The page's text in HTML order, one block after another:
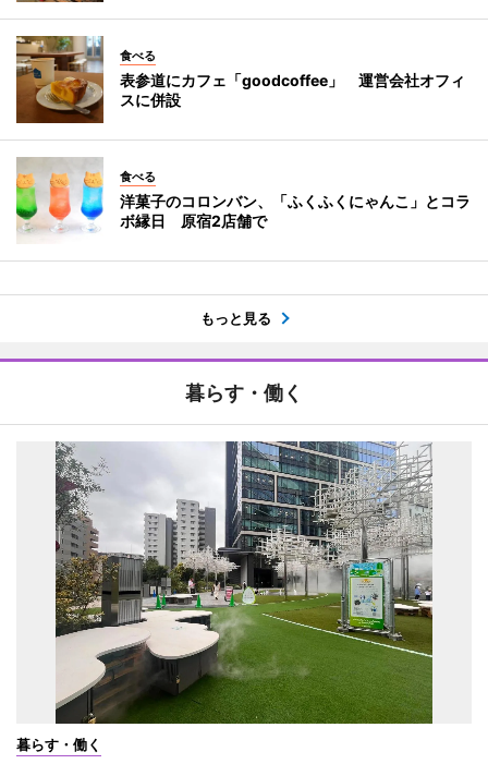
食べる
表参道にカフェ「goodcoffee」 運営会社オフィ
スに併設
食べる
洋菓子のコロンバン、「ふくふくにゃんこ」とコラ
ボ縁日 原宿2店舗で
もっと見る
暮らす・働く
暮らす・働く